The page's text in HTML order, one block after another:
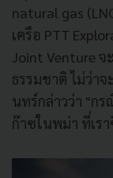
natural gas
เครือ PTT
Joint Venture
ธรรมชาติ ไม่ว่า
นทร์กล่าวว่า "ก
ก๊าซในพม่า ที่เร